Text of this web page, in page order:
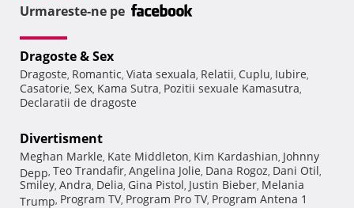
Urmareste-ne pe
Dragoste & Sex
Dragoste, Romantic, Viata sexuala, Relatii, Cuplu, Iubire,
Casatorie, Sex, Kama Sutra, Pozitii sexuale Kamasutra,
Declaratii de dragoste
Divertisment
Meghan Markle, Kate Middleton, Kim Kardashian, Johnny
Depp, Teo Trandafir, Angelina Jolie, Dana Rogoz, Dani Otil,
Smiley, Andra, Delia, Gina Pistol, Justin Bieber, Melania
Trump, Program TV, Program Pro TV, Program Antena 1